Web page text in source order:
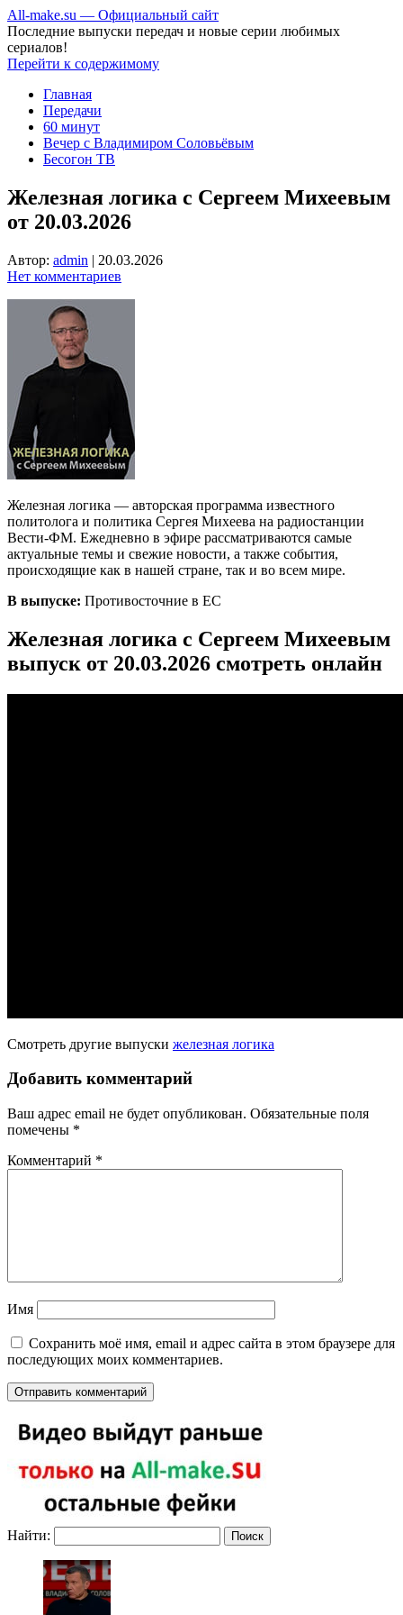
All-make.su — Официальный сайт
Последние выпуски передач и новые серии любимых
сериалов!
Перейти к содержимому
Главная
Передачи
60 минут
Вечер с Владимиром Соловьёвым
Бесогон ТВ
Железная логика с Сергеем Михеевым
от 20.03.2026
Автор: admin | 20.03.2026
Нет комментариев
Железная логика — авторская программа известного
политолога и политика Сергея Михеева на радиостанции
Вести-ФМ. Ежедневно в эфире рассматриваются самые
актуальные темы и свежие новости, а также события,
происходящие как в нашей стране, так и во всем мире.
В выпуске: Противосточние в ЕС
Железная логика с Сергеем Михеевым
выпуск от 20.03.2026 смотреть онлайн
Смотреть другие выпуски железная логика
Добавить комментарий
Ваш адрес email не будет опубликован. Обязательные поля
помечены *
Комментарий *
Имя
Сохранить моё имя, email и адрес сайта в этом браузере для
последующих моих комментариев.
Найти: